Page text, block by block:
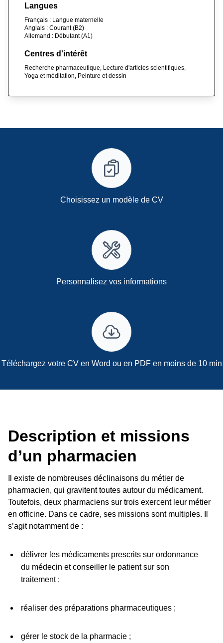
Langues
Français : Langue maternelle
Anglais : Courant (B2)
Allemand : Débutant (A1)
Centres d'intérêt
Recherche pharmaceutique, Lecture d'articles scientifiques,
Yoga et méditation, Peinture et dessin
Choisissez un modèle de CV
Personnalisez vos informations
Téléchargez votre CV en Word ou en PDF en moins de 10 min
Description et missions
d’un pharmacien
Il existe de nombreuses déclinaisons du métier de
pharmacien, qui gravitent toutes autour du médicament.
Toutefois, deux pharmaciens sur trois exercent leur métier
en officine. Dans ce cadre, ses missions sont multiples. Il
s’agit notamment de :
délivrer les médicaments prescrits sur ordonnance
du médecin et conseiller le patient sur son
traitement ;
réaliser des préparations pharmaceutiques ;
gérer le stock de la pharmacie ;